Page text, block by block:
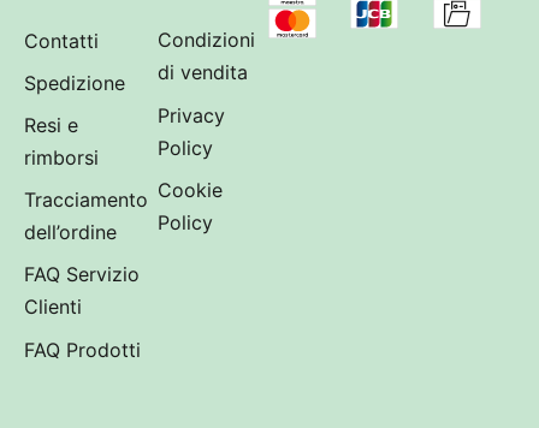
Contatti
Spedizione
Resi e
rimborsi
Tracciamento
dell’ordine
FAQ Servizio
Clienti
FAQ Prodotti
Condizioni
di vendita
Privacy
Policy
Cookie
Policy